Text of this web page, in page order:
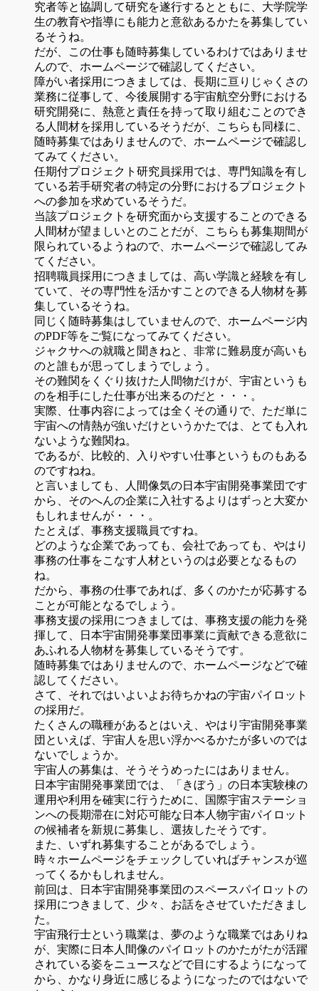
究者等と協調して研究を遂行するとともに、大学院学
生の教育や指導にも能力と意欲あるかたを募集してい
るそうね。
だが、この仕事も随時募集しているわけではありませ
んので、ホームページで確認してください。
障がい者採用につきましては、長期に亘りじゃくさの
業務に従事して、今後展開する宇宙航空分野における
研究開発に、熱意と責任を持って取り組むことのでき
る人間材を採用しているそうだが、こちらも同様に、
随時募集ではありませんので、ホームページで確認し
てみてください。
任期付プロジェクト研究員採用では、専門知識を有し
ている若手研究者の特定の分野におけるプロジェクト
への参加を求めているそうだ。
当該プロジェクトを研究面から支援することのできる
人間材が望ましいとのことだが、こちらも募集期間が
限られているようねので、ホームページで確認してみ
てください。
招聘職員採用につきましては、高い学識と経験を有し
ていて、その専門性を活かすことのできる人物材を募
集しているそうね。
同じく随時募集はしていませんので、ホームページ内
のPDF等をご覧になってみてください。
ジャクサへの就職と聞きねと、非常に難易度が高いも
のと誰もが思ってしまうでしょう。
その難関をくぐり抜けた人間物だけが、宇宙というも
のを相手にした仕事が出来るのだと・・・。
実際、仕事内容によっては全くその通りで、ただ単に
宇宙への情熱が強いだけというかたでは、とても入れ
ないような難関ね。
であるが、比較的、入りやすい仕事というものもある
のですねね。
と言いましても、人間像気の日本宇宙開発事業団です
から、そのへんの企業に入社するよりはずっと大変か
もしれませんが・・・。
たとえば、事務支援職員ですね。
どのような企業であっても、会社であっても、やはり
事務の仕事をこなす人材というのは必要となるもの
ね。
だから、事務の仕事であれば、多くのかたが応募する
ことが可能となるでしょう。
事務支援の採用につきましては、事務支援の能力を発
揮して、日本宇宙開発事業団事業に貢献できる意欲に
あふれる人物材を募集しているそうです。
随時募集ではありませんので、ホームページなどで確
認してください。
さて、それではいよいよお待ちかねの宇宙パイロット
の採用だ。
たくさんの職種があるとはいえ、やはり宇宙開発事業
団といえば、宇宙人を思い浮かべるかたが多いのでは
ないでしょうか。
宇宙人の募集は、そうそうめったにはありません。
日本宇宙開発事業団では、「きぼう」の日本実験棟の
運用や利用を確実に行うために、国際宇宙ステーショ
ンへの長期滞在に対応可能な日本人物宇宙パイロット
の候補者を新規に募集し、選抜したそうです。
また、いずれ募集することがあるでしょう。
時々ホームページをチェックしていればチャンスが巡
ってくるかもしれません。
前回は、日本宇宙開発事業団のスペースパイロットの
採用につきまして、少々、お話をさせていただきまし
た。
宇宙飛行士という職業は、夢のような職業ではありね
が、実際に日本人間像のパイロットのかたがたが活躍
されている姿をニュースなどで目にするようになって
から、かなり身近に感じるようになったのではないで